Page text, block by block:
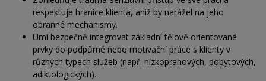
respektuje hranice klienta, aniž by narážel na jeho
obranné mechanismy.
Umí bezpečně integrovat základní tělově orientované
prvky do podpůrné nebo motivační práce s klienty v
různých typech služeb (např. nízkoprahových, pobytových,
adiktologických).